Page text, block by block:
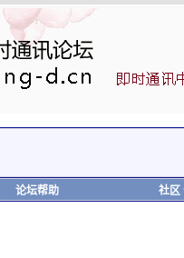
论坛帮助 社区